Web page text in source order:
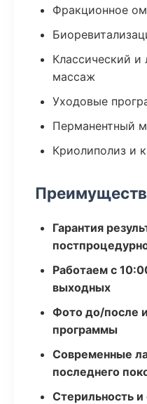
Фракционное
Классический
массаж
Уходовые
Перманентный
Криолиполиз и
Гарантия
Работаем с
выходных
Фото до/после
программы
Современные
последнего
Стерильность